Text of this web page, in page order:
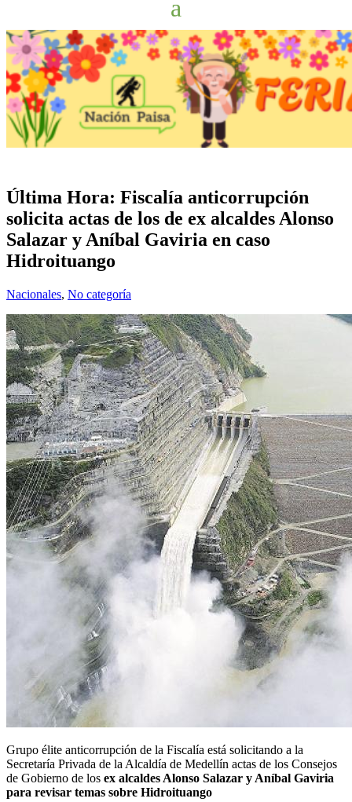
Última Hora: Fiscalía anticorrupción
solicita actas de los de ex alcaldes Alonso
Salazar y Aníbal Gaviria en caso
Hidroituango
Nacionales, No categoría
Grupo élite anticorrupción de la Fiscalía está solicitando a la
Secretaría Privada de la Alcaldía de Medellín actas de los Consejos
de Gobierno de los ex alcaldes Alonso Salazar y Aníbal Gaviria
para revisar temas sobre Hidroituango